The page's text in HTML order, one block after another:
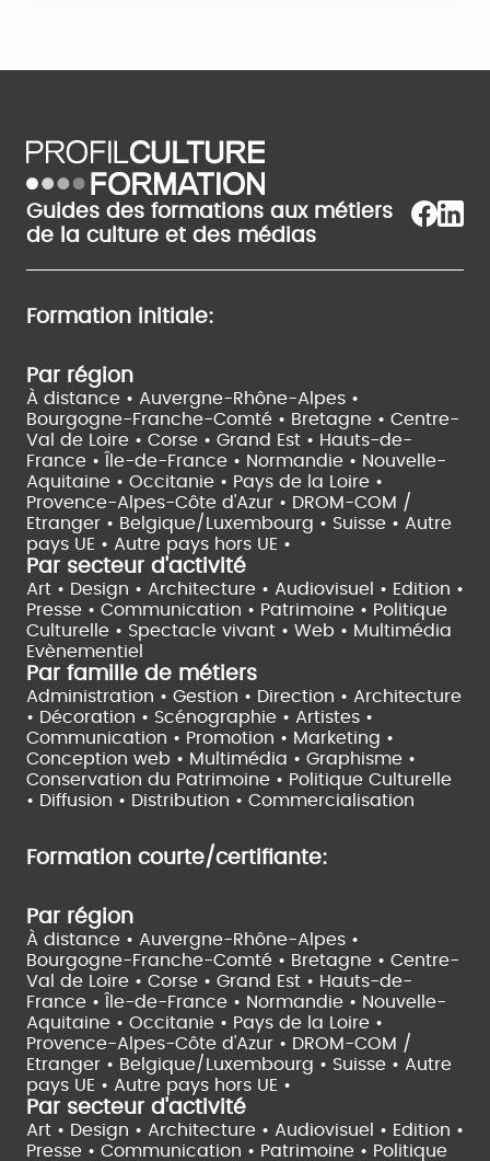
Guides des formations aux métiers
de la culture et des médias
Formation initiale:
Par région
À distance • Auvergne-Rhône-Alpes •
Bourgogne-Franche-Comté • Bretagne • Centre-
Val de Loire • Corse • Grand Est • Hauts-de-
France •
Île-de-France • Normandie • Nouvelle-
Aquitaine • Occitanie • Pays de la Loire •
Provence-Alpes-Côte d'Azur • DROM-COM /
Etranger • Belgique/Luxembourg • Suisse • Autre
pays UE • Autre pays hors UE •
Par secteur d'activité
Art • Design • Architecture • Audiovisuel • Edition •
Presse • Communication • Patrimoine • Politique
Culturelle • Spectacle vivant • Web • Multimédia
Evènementiel
Par famille de métiers
Administration • Gestion • Direction • Architecture
• Décoration • Scénographie • Artistes •
Communication • Promotion • Marketing •
Conception web • Multimédia • Graphisme •
Conservation du Patrimoine • Politique Culturelle
• Diffusion • Distribution • Commercialisation
Formation courte/certifiante:
Par région
À distance • Auvergne-Rhône-Alpes •
Bourgogne-Franche-Comté • Bretagne • Centre-
Val de Loire • Corse • Grand Est • Hauts-de-
France •
Île-de-France • Normandie • Nouvelle-
Aquitaine • Occitanie • Pays de la Loire •
Provence-Alpes-Côte d'Azur • DROM-COM /
Etranger • Belgique/Luxembourg • Suisse • Autre
pays UE • Autre pays hors UE •
Par secteur d'activité
Art • Design • Architecture • Audiovisuel • Edition •
Presse • Communication • Patrimoine • Politique